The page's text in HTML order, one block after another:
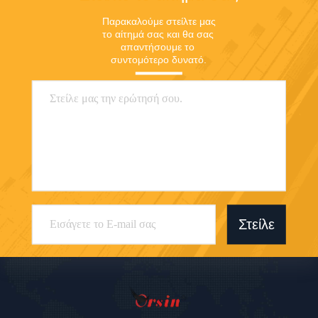
Παρακαλούμε στείλτε μας
το αίτημά σας και θα σας
απαντήσουμε το
συντομότερο δυνατό.
Στείλε